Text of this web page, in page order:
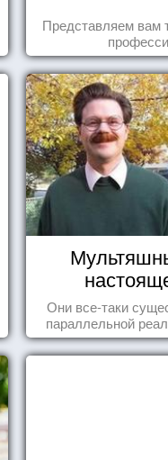
Представляем вам
Они все-таки
параллельной
среди